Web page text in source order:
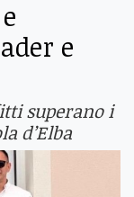
e
superano i
d’Elba